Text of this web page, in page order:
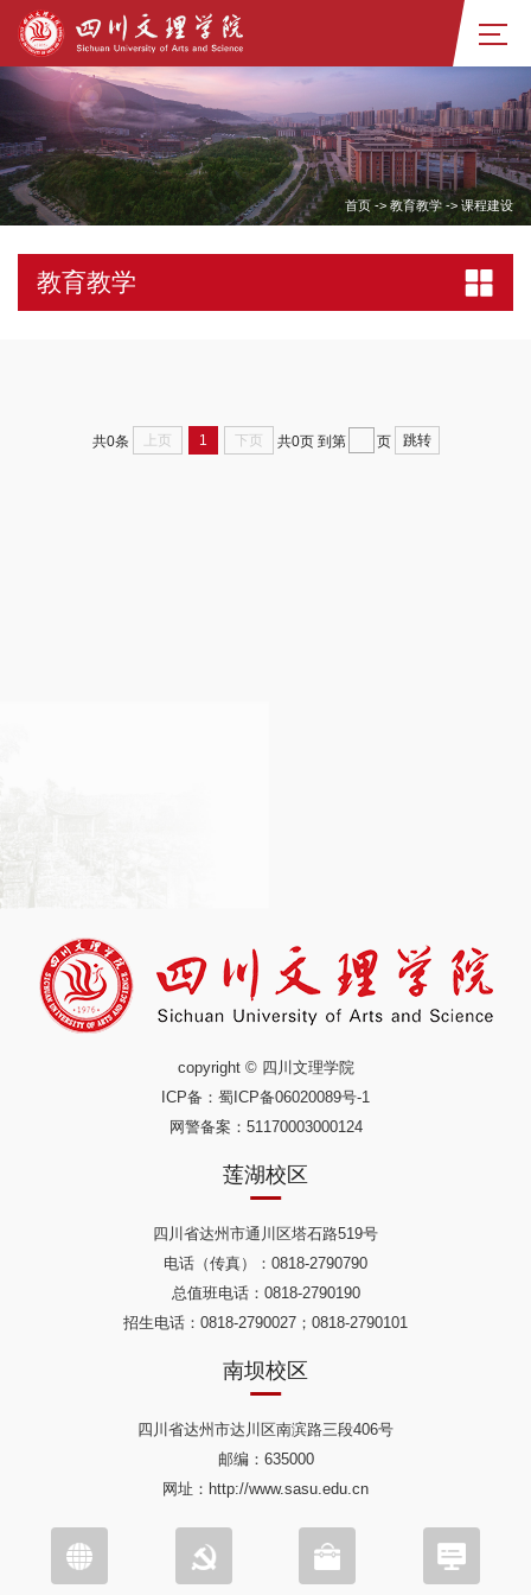
首页 -> 教育教学-> 课程建设
教育教学
共0条 上页 1 下页 共0页 到第 页 跳转
copyright © 四川文理学院
ICP备： 蜀ICP备06020089号-1
网警备案：51170003000124
莲湖校区
四川省达州市通川区塔石路519号
电话（传真）：0818-2790790
总值班电话：0818-2790190
招生电话：0818-2790027；0818-2790101
南坝校区
四川省达州市达川区南滨路三段406号
邮编：635000
网址：http://www.sasu.edu.cn